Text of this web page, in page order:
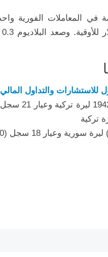
البلاديوم
للاستشارات والتداول المالي